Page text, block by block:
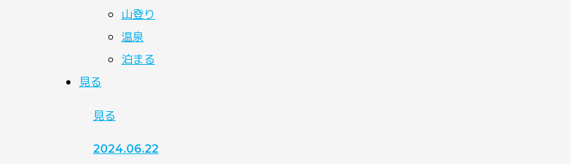
山登り
温泉
泊まる
見る
見る
2024.06.22